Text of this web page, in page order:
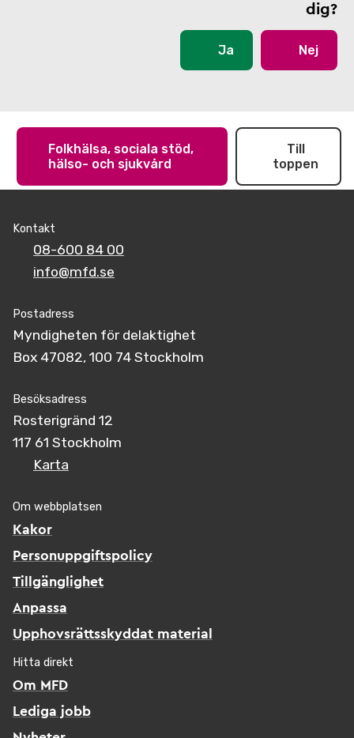
dig?
Ja Nej
Folkhälsa, sociala stöd,
hälso- och sjukvård
Till
toppen
Kontakt
08-600 84 00
info@mfd.se
Postadress
Myndigheten för delaktighet
Box 47082, 100 74 Stockholm
Besöksadress
Rosterigränd 12
117 61 Stockholm
Karta
Om webbplatsen
Kakor
Personuppgiftspolicy
Tillgänglighet
Anpassa
Upphovsrättsskyddat material
Hitta direkt
Om MFD
Lediga jobb